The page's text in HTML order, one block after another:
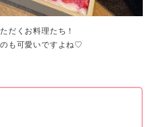
だくお料理たち！
も可愛いですよね♡